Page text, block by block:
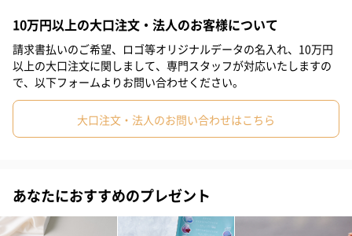
国産焼塩を使用したサウナ＆ソルトスクラブで、自宅が豪華なス
パに変身。ソルトスクラブを塗布し半身浴を楽しむだけで、サウ
ナ後のような肌のしっとり感を実現。ウッディな香りで心地よい
バスタイムを提供します。
スパライクな体験をお家で
細やかな焼塩と保湿成分が入ったスクラブは、肌をなめらかに
#男子大学生 #同僚男性 #彼女 #上司男性 #上司女性
#祖母 #母親 #父親 #妻 #夫 #女性 #男性
#男友達 #女友達 #彼氏 #20代前半 #20代後半
#50代 #60代 #70代 #80代 #90代
10万円以上の大口注文・法人のお客様について
請求書払いのご希望、ロゴ等オリジナルデータの名入れ、10万円
以上の大口注文に関しまして、専門スタッフが対応いたしますの
で、以下フォームよりお問い合わせください。
大口注文・法人のお問い合わせはこちら
あなたにおすすめのプレゼント